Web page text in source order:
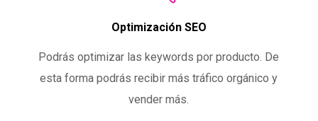
Optimización SEO
Podrás optimizar las keywords por producto. De
esta forma podrás recibir más tráfico orgánico y
vender más.